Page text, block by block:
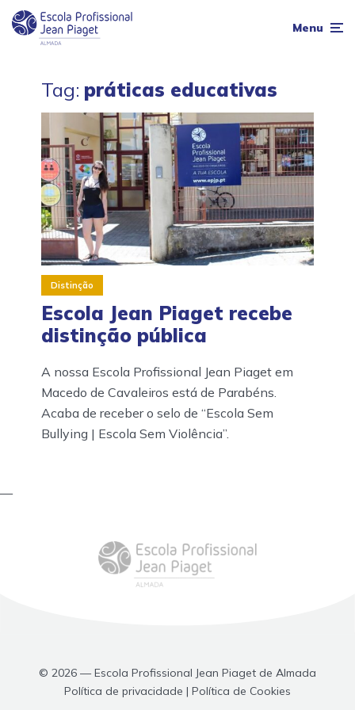
Menu
Tag: práticas educativas
Distinção
Escola Jean Piaget recebe
distinção pública
A nossa Escola Profissional Jean Piaget em
Macedo de Cavaleiros está de Parabéns.
Acaba de receber o selo de “Escola Sem
Bullying | Escola Sem Violência”.
—
© 2026 — Escola Profissional Jean Piaget de Almada
Política de privacidade | Política de Cookies